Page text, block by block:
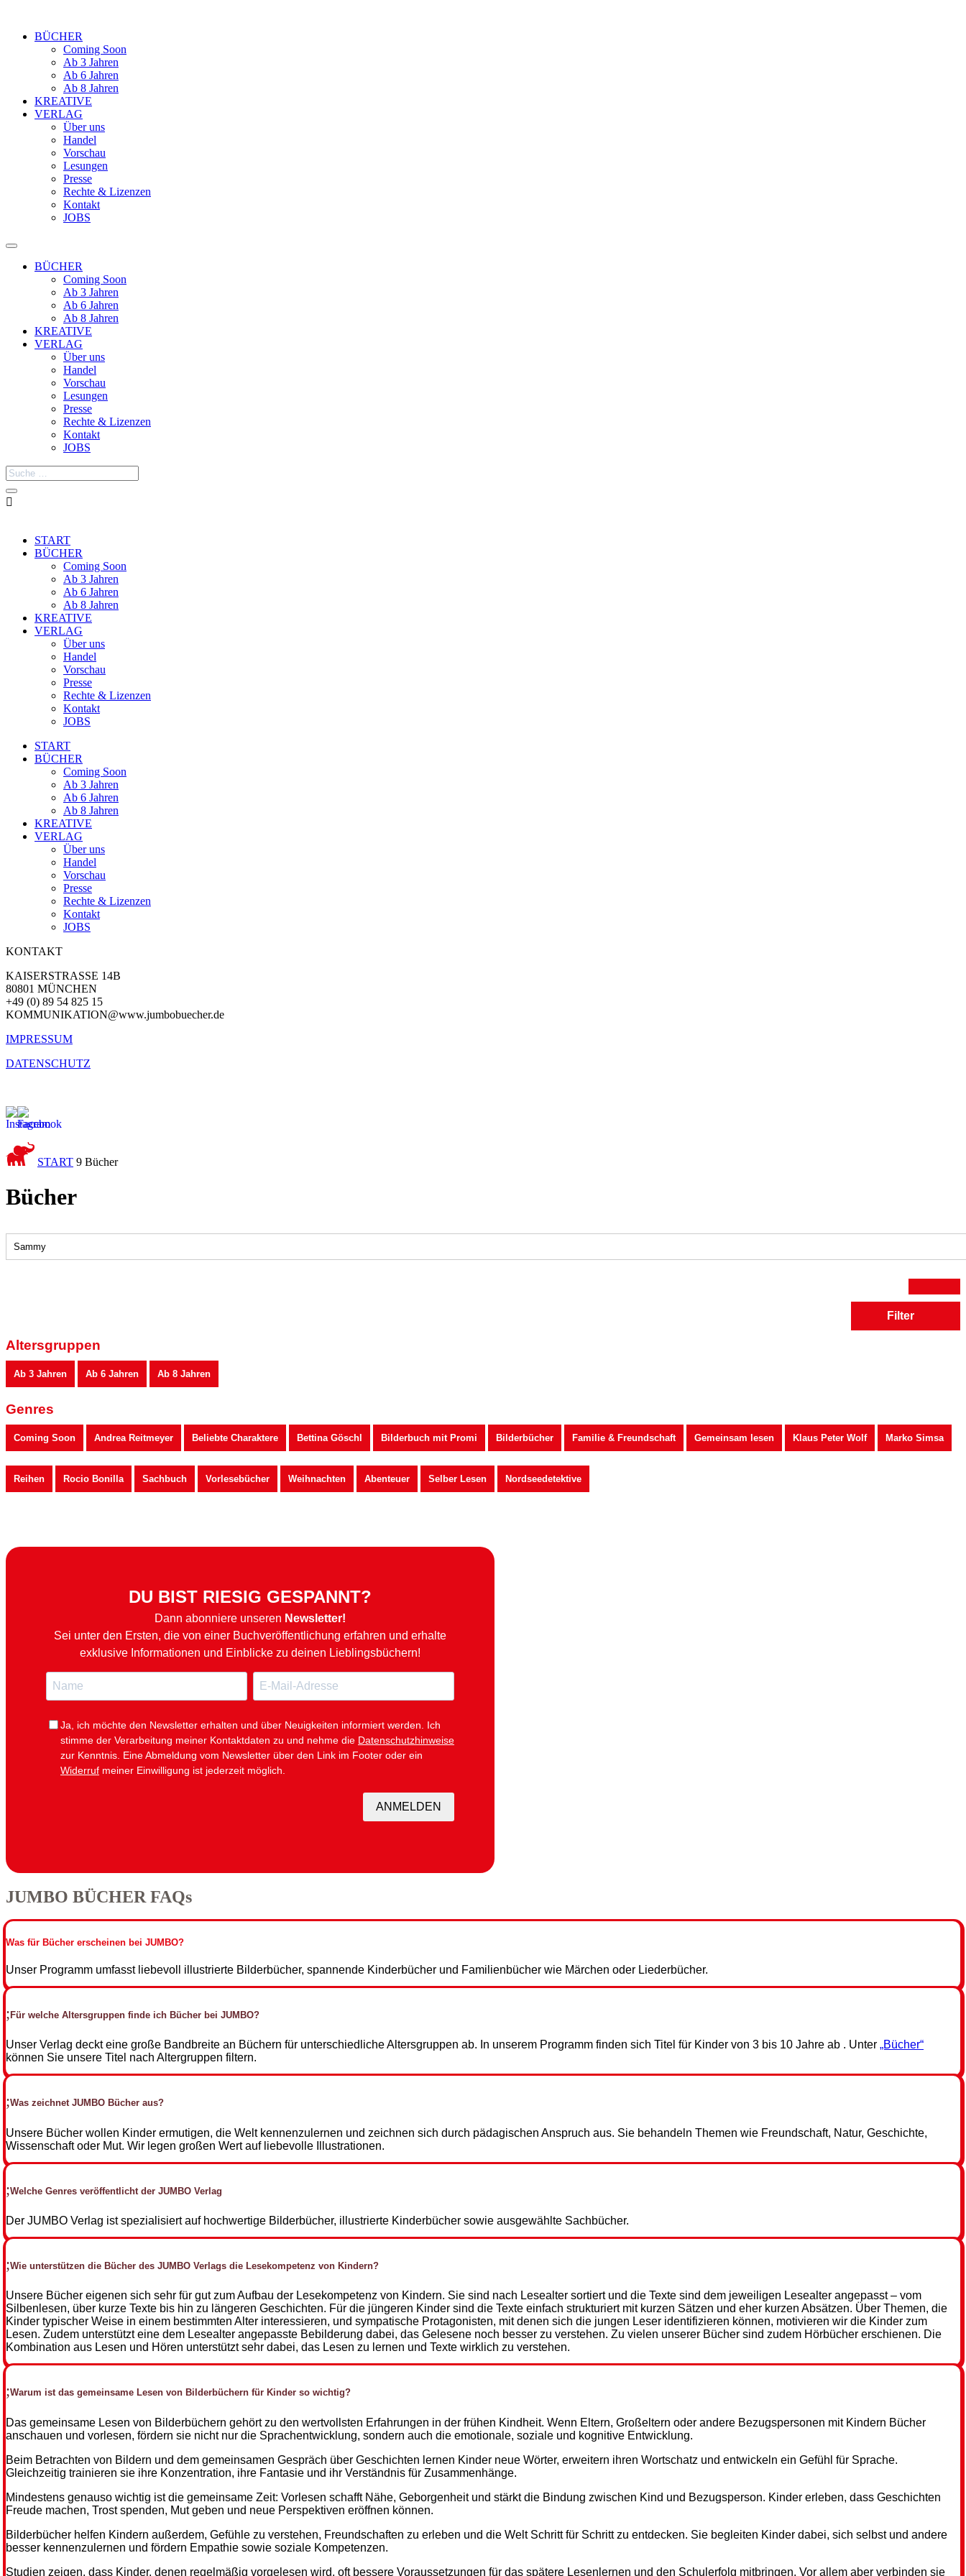
BÜCHER
Coming Soon
Ab 3 Jahren
Ab 6 Jahren
Ab 8 Jahren
KREATIVE
VERLAG
Über uns
Handel
Vorschau
Lesungen
Presse
Rechte & Lizenzen
Kontakt
JOBS
BÜCHER
Coming Soon
Ab 3 Jahren
Ab 6 Jahren
Ab 8 Jahren
KREATIVE
VERLAG
Über uns
Handel
Vorschau
Lesungen
Presse
Rechte & Lizenzen
Kontakt
JOBS

START
BÜCHER
Coming Soon
Ab 3 Jahren
Ab 6 Jahren
Ab 8 Jahren
KREATIVE
VERLAG
Über uns
Handel
Vorschau
Presse
Rechte & Lizenzen
Kontakt
JOBS
START
BÜCHER
Coming Soon
Ab 3 Jahren
Ab 6 Jahren
Ab 8 Jahren
KREATIVE
VERLAG
Über uns
Handel
Vorschau
Presse
Rechte & Lizenzen
Kontakt
JOBS
KONTAKT
KAISERSTRASSE 14B
80801 MÜNCHEN
+49 (0) 89 54 825 15
KOMMUNIKATION@www.jumbobuecher.de
IMPRESSUM
DATENSCHUTZ
START 9 Bücher
Bücher
Filter
Altersgruppen
Ab 3 Jahren Ab 6 Jahren Ab 8 Jahren
Genres
Coming Soon Andrea Reitmeyer Beliebte Charaktere Bettina Göschl Bilderbuch mit Promi Bilderbücher Familie & Freundschaft Gemeinsam lesen Klaus Peter Wolf Marko Simsa
Reihen Rocio Bonilla Sachbuch Vorlesebücher Weihnachten Abenteuer Selber Lesen Nordseedetektive
DU BIST RIESIG GESPANNT?
Dann abonniere unseren Newsletter!
Sei unter den Ersten, die von einer Buchveröffentlichung erfahren und erhalte
exklusive Informationen und Einblicke zu deinen Lieblingsbüchern!
m
M
l
Ja, ich möchte den Newsletter erhalten und über Neuigkeiten informiert werden. Ich
stimme der Verarbeitung meiner Kontaktdaten zu und nehme die Datenschutzhinweise
zur Kenntnis. Eine Abmeldung vom Newsletter über den Link im Footer oder ein
Widerruf meiner Einwilligung ist jederzeit möglich.
ANMELDEN
JUMBO BÜCHER FAQs
Was für Bücher erscheinen bei JUMBO?
Unser Programm umfasst liebevoll illustrierte Bilderbücher, spannende Kinderbücher und Familienbücher wie Märchen oder Liederbücher.
Für welche Altersgruppen finde ich Bücher bei JUMBO?
Unser Verlag deckt eine große Bandbreite an Büchern für unterschiedliche Altersgruppen ab. In unserem Programm finden sich Titel für Kinder von 3 bis 10 Jahre ab . Unter „Bücher“
können Sie unsere Titel nach Altergruppen filtern.
Was zeichnet JUMBO Bücher aus?
Unsere Bücher wollen Kinder ermutigen, die Welt kennenzulernen und zeichnen sich durch pädagischen Anspruch aus. Sie behandeln Themen wie Freundschaft, Natur, Geschichte,
Wissenschaft oder Mut. Wir legen großen Wert auf liebevolle Illustrationen.
Welche Genres veröffentlicht der JUMBO Verlag
Der JUMBO Verlag ist spezialisiert auf hochwertige Bilderbücher, illustrierte Kinderbücher sowie ausgewählte Sachbücher.
Wie unterstützen die Bücher des JUMBO Verlags die Lesekompetenz von Kindern?
Unsere Bücher eigenen sich sehr für gut zum Aufbau der Lesekompetenz von Kindern. Sie sind nach Lesealter sortiert und die Texte sind dem jeweiligen Lesealter angepasst – vom
Silbenlesen, über kurze Texte bis hin zu längeren Geschichten. Für die jüngeren Kinder sind die Texte einfach strukturiert mit kurzen Sätzen und eher kurzen Absätzen. Über Themen, die
Kinder typischer Weise in einem bestimmten Alter interessieren, und sympatische Protagonisten, mit denen sich die jungen Leser identifizieren können, motivieren wir die Kinder zum
Lesen. Zudem unterstützt eine dem Lesealter angepasste Bebilderung dabei, das Gelesene noch besser zu verstehen. Zu vielen unserer Bücher sind zudem Hörbücher erschienen. Die
Kombination aus Lesen und Hören unterstützt sehr dabei, das Lesen zu lernen und Texte wirklich zu verstehen.
Warum ist das gemeinsame Lesen von Bilderbüchern für Kinder so wichtig?
Das gemeinsame Lesen von Bilderbüchern gehört zu den wertvollsten Erfahrungen in der frühen Kindheit. Wenn Eltern, Großeltern oder andere Bezugspersonen mit Kindern Bücher
anschauen und vorlesen, fördern sie nicht nur die Sprachentwicklung, sondern auch die emotionale, soziale und kognitive Entwicklung.
Beim Betrachten von Bildern und dem gemeinsamen Gespräch über Geschichten lernen Kinder neue Wörter, erweitern ihren Wortschatz und entwickeln ein Gefühl für Sprache.
Gleichzeitig trainieren sie ihre Konzentration, ihre Fantasie und ihr Verständnis für Zusammenhänge.
Mindestens genauso wichtig ist die gemeinsame Zeit: Vorlesen schafft Nähe, Geborgenheit und stärkt die Bindung zwischen Kind und Bezugsperson. Kinder erleben, dass Geschichten
Freude machen, Trost spenden, Mut geben und neue Perspektiven eröffnen können.
Bilderbücher helfen Kindern außerdem, Gefühle zu verstehen, Freundschaften zu erleben und die Welt Schritt für Schritt zu entdecken. Sie begleiten Kinder dabei, sich selbst und andere
besser kennenzulernen und fördern Empathie sowie soziale Kompetenzen.
Studien zeigen, dass Kinder, denen regelmäßig vorgelesen wird, oft bessere Voraussetzungen für das spätere Lesenlernen und den Schulerfolg mitbringen. Vor allem aber verbinden sie